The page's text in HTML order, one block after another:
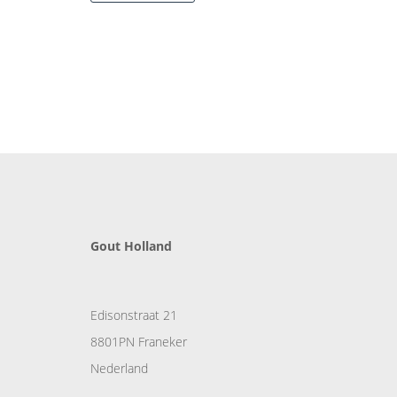
Gout Holland
Edisonstraat 21
8801PN Franeker
Nederland